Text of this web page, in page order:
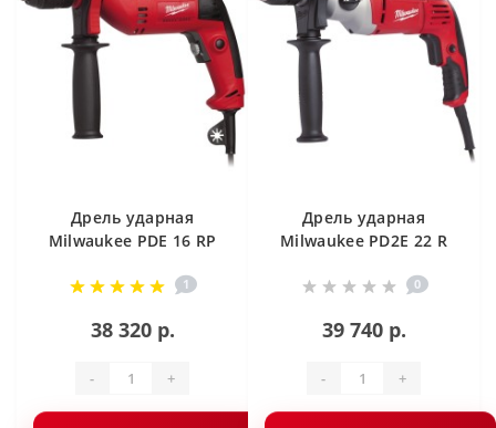
Дрель ударная
Milwaukee PDE 16 RP
1
38 320 р.
- +
Дрель ударная
Milwaukee PD2E 22 R
0
39 740 р.
- +